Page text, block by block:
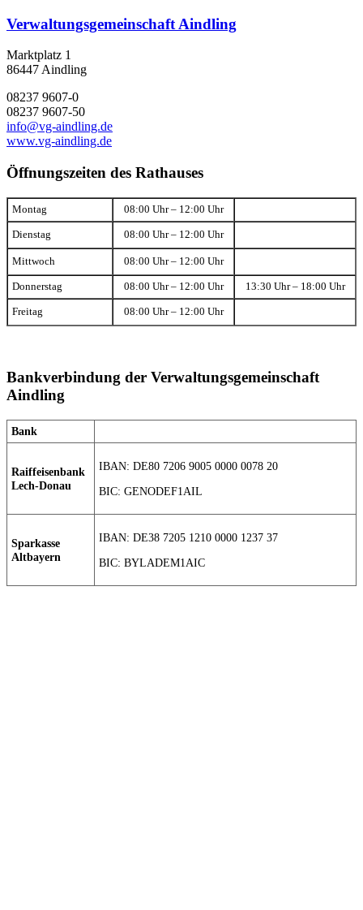
Verwaltungsgemeinschaft Aindling
Marktplatz 1
86447 Aindling
08237 9607-0
08237 9607-50
info@vg-aindling.de
www.vg-aindling.de
Öffnungszeiten des Rathauses
Montag 08:00 Uhr – 12:00 Uhr
Dienstag 08:00 Uhr – 12:00 Uhr
Mittwoch 08:00 Uhr – 12:00 Uhr
Donnerstag 08:00 Uhr – 12:00 Uhr 13:30 Uhr – 18:00 Uhr
Freitag 08:00 Uhr – 12:00 Uhr
Bankverbindung der Verwaltungsgemeinschaft
Aindling
Bank
Raiffeisenbank
Lech-Donau
IBAN: DE80 7206 9005 0000 0078 20
BIC: GENODEF1AIL
Sparkasse
Altbayern
IBAN: DE38 7205 1210 0000 1237 37
BIC: BYLADEM1AIC